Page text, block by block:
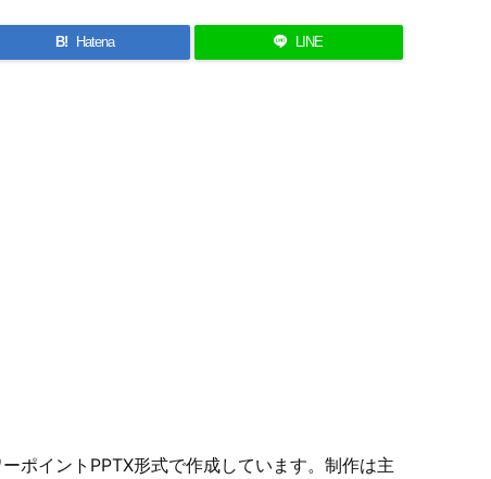
B! Hatena LINE
ポイントPPTX形式で作成しています。制作は主